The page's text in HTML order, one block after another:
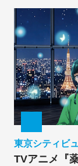
東京シティビ
TVアニメ『